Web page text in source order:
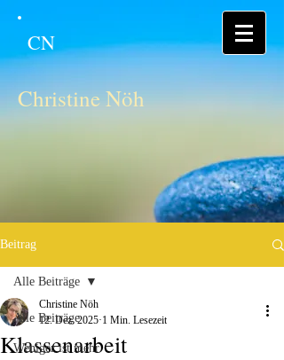
CN
Christine Nöh
Beitrag
Alle Beiträge
Weniger ist mehr
Alle Beiträge
Klassenarbeit
Christine Nöh
12. Dez. 2025 1 Min. Lesezeit